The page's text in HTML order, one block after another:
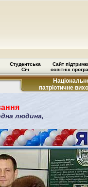
Студентська
Січ
Сайт
освітніх
патріотичне
людина,